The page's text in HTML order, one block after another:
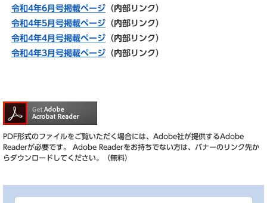
令和4年6月号掲載ページ （内部リンク）
令和4年5月号掲載ページ （内部リンク）
令和4年4月号掲載ページ （内部リンク）
令和4年3月号掲載ページ （内部リンク）
PDF形式のファイルをご覧いただく場合には、Adobe社が提供するAdobe
Readerが必要です。
Adobe Readerをお持ちでない方は、バナーのリンク先か
らダウンロードしてください。（無料）